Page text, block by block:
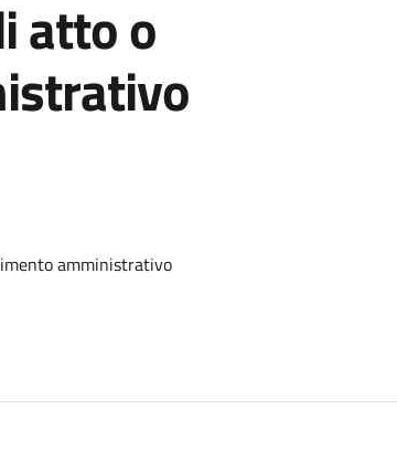
atto o
amministrativo